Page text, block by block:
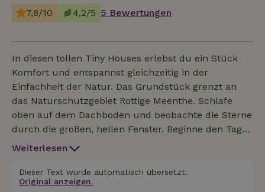
7,8/10 4,2/5 5 Bewertungen
In diesen tollen Tiny Houses erlebst du ein Stück
Komfort und entspannst gleichzeitig in der
Einfachheit der Natur. Das Grundstück grenzt an
das Naturschutzgebiet Rottige Meenthe. Schlafe
oben auf dem Dachboden und beobachte die Sterne
durch die großen, hellen Fenster. Beginne den Tag
mit einem Frühstück auf der Veranda und wache
über eine Küche mit Backofen, eine gemütliche
Sitzecke, einen Essbereich und ein eigenes Bad mit
Weiterlesen
Dieser Text wurde automatisch übersetzt.
Original anzeigen.